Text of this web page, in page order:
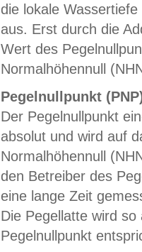
die lokale
aus. Erst durch die
Wert des
Normalhöhennull
Pegelnullpunkt
Der Pegelnullpunkt
absolut und wird auf
Normalhöhennull
den Betreiber des
eine lange Zeit
Die Pegellatte wird
Pegelnullpunkt